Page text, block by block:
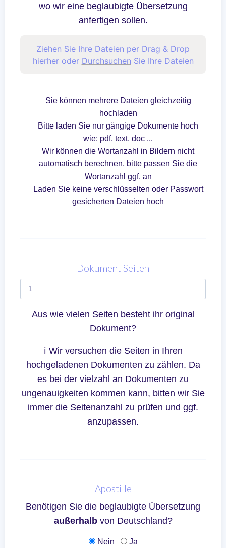
wo wir eine beglaubigte Übersetzung
anfertigen sollen.
Ziehen Sie Ihre Dateien per Drag & Drop
hierher oder Durchsuchen Sie Ihre Dateien
Sie können mehrere Dateien gleichzeitig
hochladen
Bitte laden Sie nur gängige Dokumente hoch
wie: pdf, text, doc ...
Wir können die Wortanzahl in Bildern nicht
automatisch berechnen, bitte passen Sie die
Wortanzahl ggf. an
Laden Sie keine verschlüsselten oder Passwort
gesicherten Dateien hoch
Dokument Seiten
Aus wie vielen Seiten besteht ihr original
Dokument?
ℹ Wir versuchen die Seiten in Ihren
hochgeladenen Dokumenten zu zählen. Da
es bei der vielzahl an Dokumenten zu
ungenauigkeiten kommen kann, bitten wir Sie
immer die Seitenanzahl zu prüfen und ggf.
anzupassen.
Apostille
Benötigen Sie die beglaubigte Übersetzung
außerhalbvon Deutschland?
Nein Ja